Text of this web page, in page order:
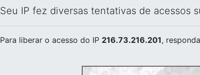
Seu IP fez diversas tentativas de acessos
Para liberar o acesso do IP 216.73.216.201,